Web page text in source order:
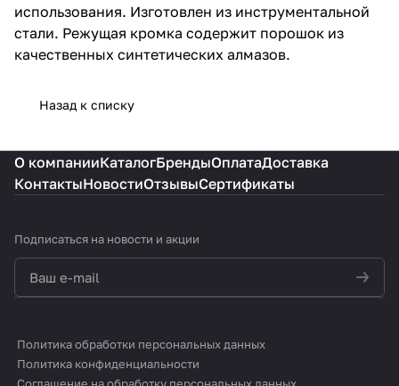
использования. Изготовлен из инструментальной
стали. Режущая кромка содержит порошок из
качественных синтетических алмазов.
Назад к списку
О компанииКаталогБрендыОплатаДоставка
КонтактыНовостиОтзывыСертификаты
Подписаться на новости и акции
Политика обработки персональных данных
Политика конфиденциальности